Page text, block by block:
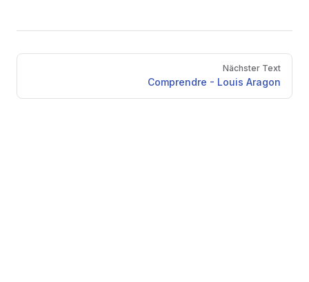
Pager
Nächster Text
Comprendre - Louis Aragon